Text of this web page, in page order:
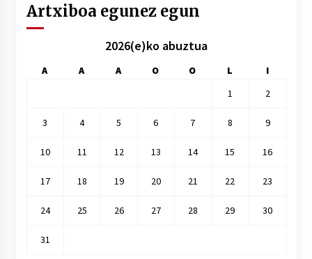
Artxiboa egunez egun
2026(e)ko abuztua
A A A O O L
I
1
2
3 4 5 6 7 8 9
10 11 12 13 14 15 16
17 18 19 20 21 22 23
24 25 26 27 28 29 30
31